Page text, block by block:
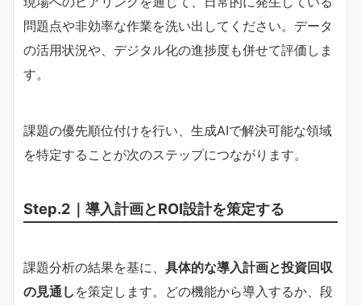
問題点や非効率な作業を洗い出してください。データ
の活用状況や、デジタル化の進捗度も併せて評価しま
す。
課題の優先順位付けを行い、生成AIで解決可能な領域
を特定することが次のステップにつながります。
Step.2｜導入計画とROI設計を策定する
課題分析の結果を基に、 具体的な導入計画と投資回収
の見通し を策定します。どの機能から導入するか、段